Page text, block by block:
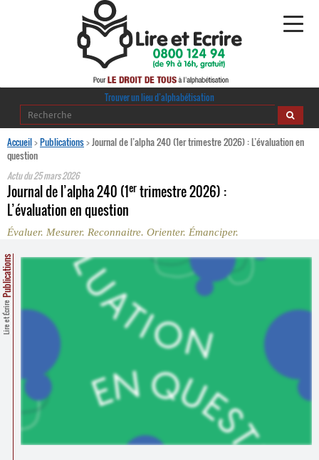
Alphabétisation
Bienvenue en Belgique
Espace presse
Trouver un lieu d’alphabétisation
Trouver un lieu d’alphabétisation
Accueil>Publications>Journal de l’alpha 240 (1er trimestre 2026) : L’évaluation en
question
Actu du25 mars 2026
Journal de l’alpha 240 (1ertrimestre 2026) :
L’évaluation en question
Évaluer. Mesurer. Reconnaitre. Orienter. Émanciper.
Lire et Écrire
Publications